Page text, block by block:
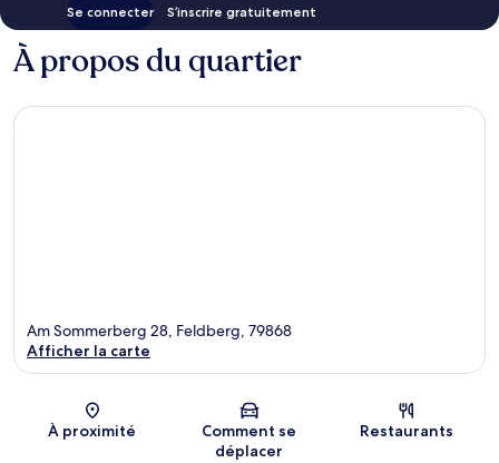
Se connecter S’inscrire gratuitement
À propos du quartier
Carte
Am Sommerberg 28, Feldberg, 79868
Afficher la carte
À proximité
Comment se
déplacer
Restaurants